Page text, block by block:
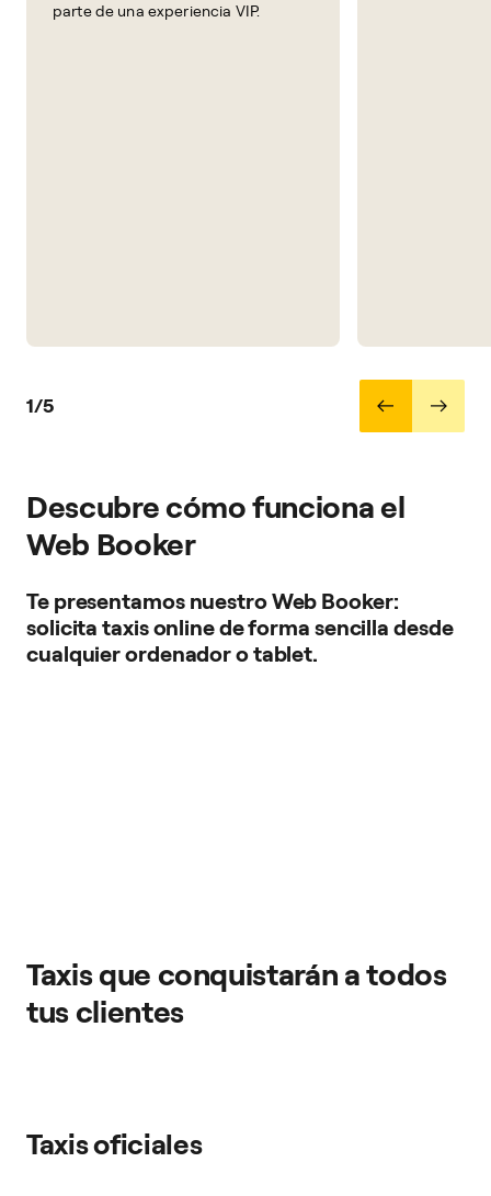
parte de una experiencia VIP.
1/5
Descubre cómo funciona el
Web Booker
Te presentamos nuestro Web Booker:
solicita taxis online de forma sencilla desde
cualquier ordenador o tablet.
Taxis que conquistarán a todos
tus clientes
Taxis oficiales